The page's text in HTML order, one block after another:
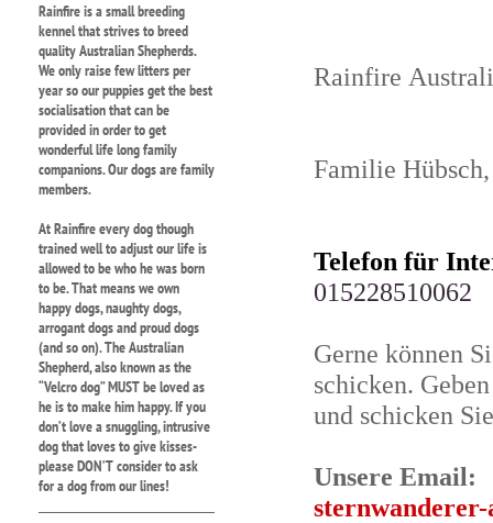
Rainfire is a small breeding
kennel that strives to breed
quality Australian Shepherds.
We only raise few litters per
year so our puppies get the best
socialisation that can be
provided in order to get
wonderful life long family
companions. Our dogs are family
members.
At Rainfire every dog though
trained well to adjust our life is
allowed to be who he was born
to be. That means we own
happy dogs, naughty dogs,
arrogant dogs and proud dogs
(and so on). The Australian
Shepherd, also known as the
“Velcro dog” MUST be loved as
he is to make him happy. If you
don’t love a snuggling, intrusive
dog that loves to give kisses-
please DON’T consider to ask
for a dog from our lines!
Rainfire
Familie
Telefon für
015228510062
Gerne können
schicken.
und schicken
Unsere Email:
sternwanderer-